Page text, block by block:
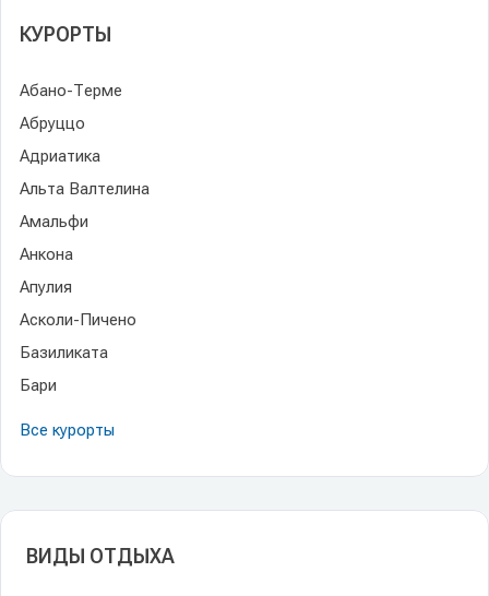
КУРОРТЫ
Абано-Терме
Абруццо
Адриатика
Альта Валтелина
Амальфи
Анкона
Апулия
Асколи-Пичено
Базиликата
Бари
Все курорты
ВИДЫ ОТДЫХА